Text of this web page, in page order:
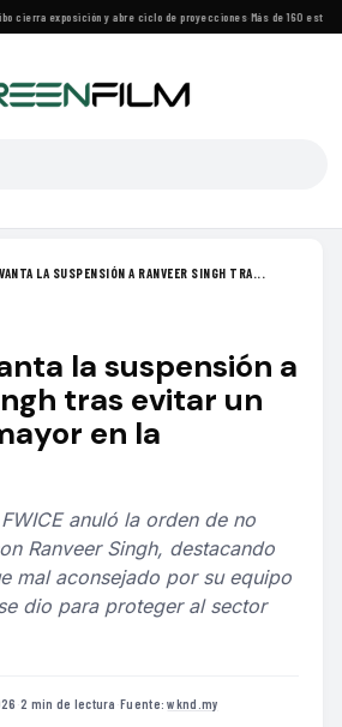
cierra exposición y abre ciclo de proyecciones·Más de 160
LA SUSPENSIÓN A RANVEER SINGH TRA...
la suspensión a
tras evitar un
en la
anuló la orden de no
Ranveer Singh, destacando
mal aconsejado por su equipo
dio para proteger al sector
·2 min de lectura ·Fuente:wknd.my